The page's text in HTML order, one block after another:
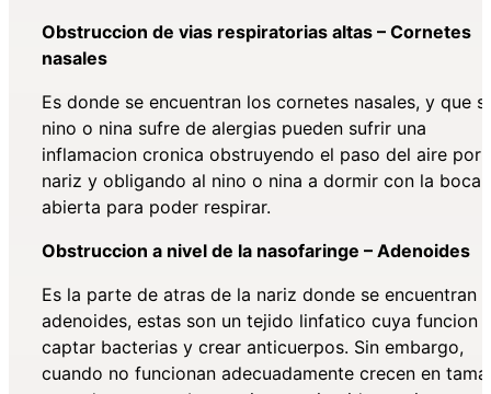
Obstruccion de vias respiratorias altas – Cornetes
nasales
Es donde se encuentran los cornetes nasales, y que
nino o nina sufre de alergias pueden sufrir una
inflamacion cronica obstruyendo el paso del aire por
nariz y obligando al nino o nina a dormir con la boca
abierta para poder respirar.
Obstruccion a nivel de la nasofaringe – Adenoides
Es la parte de atras de la nariz donde se encuentran
adenoides, estas son un tejido linfatico cuya funcion
captar bacterias y crear anticuerpos. Sin embargo,
cuando no funcionan adecuadamente crecen en